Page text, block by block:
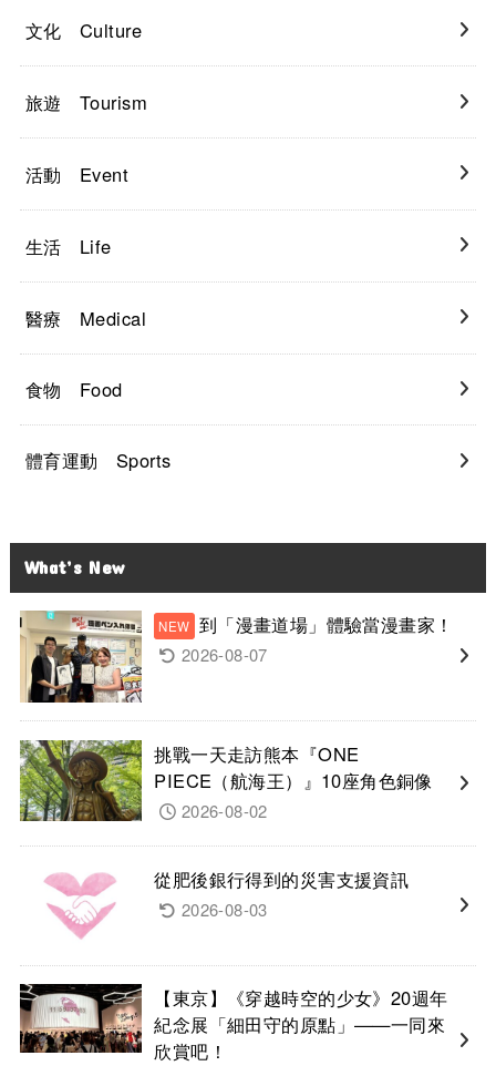
文化 Culture
旅遊 Tourism
活動 Event
生活 Life
醫療 Medical
食物 Food
體育運動 Sports
What’s New
到「漫畫道場」體驗當漫畫家！
2026-08-07
挑戰一天走訪熊本『ONE
PIECE（航海王）』10座角色銅像
2026-08-02
從肥後銀行得到的災害支援資訊
2026-08-03
【東京】《穿越時空的少女》20週年
紀念展「細田守的原點」——一同來
欣賞吧！